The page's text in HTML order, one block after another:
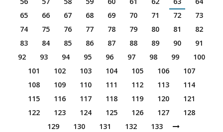
65
66 67 68 69 70 71 72
73
74
75 76 77 78 79 80 81
82
83
84 85 86 87 88 89 90
91
92
93 94 95 96 97 98 99
100
101
102 103 104 105 106
107
108
109 110 111 112 113
114
115
116 117 118 119 120
121
122
123 124 125 126 127
128
129
130 131 132 133